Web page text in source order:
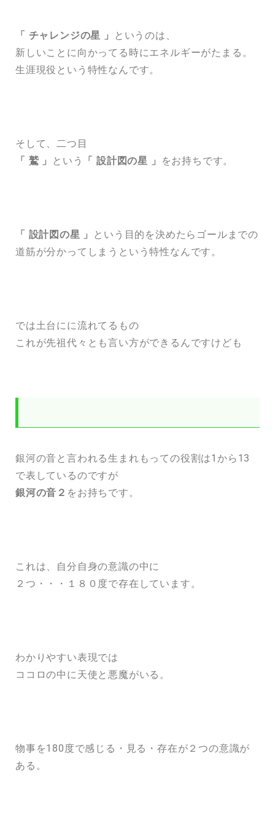
「 チャレンジの星 」
というのは、
新しいことに向かってる時にエネルギーがたまる。
生涯現役という特性なんです。
そして、二つ目
「 鷲 」
という 「 設計図の星 」 をお持ちです。
「 設計図の星 」
という目的を決めたらゴールまでの
道筋が分かってしまうという特性なんです。
では土台にに流れてるもの
これが先祖代々とも言い方ができるんですけども
銀河の音と言われる生まれもっての役割は1から13
で表しているのですが
銀河の音２ をお持ちです。
これは、自分自身の意識の中に
２つ・・・１８０度で存在しています。
わかりやすい表現では
ココロの中に天使と悪魔がいる。
物事を180度で感じる・見る・存在が２つの意識が
ある。